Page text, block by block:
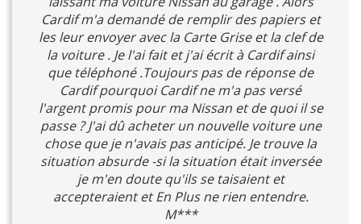
Cardif m'a demandé de remplir des papiers et
les leur envoyer avec la Carte Grise et la clef de
la voiture . Je l'ai fait et j'ai écrit à Cardif ainsi
que téléphoné .Toujours pas de réponse de
Cardif pourquoi Cardif ne m'a pas versé
l'argent promis pour ma Nissan et de quoi il se
passe ? J'ai dû acheter un nouvelle voiture une
chose que je n'avais pas anticipé. Je trouve la
situation absurde -si la situation était inversée
je m'en doute qu'ils se taisaient et
accepteraient et En Plus ne rien entendre.
M***